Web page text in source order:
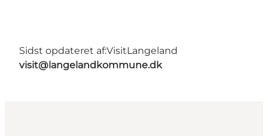
Sidst opdateret af:VisitLangeland
visit@langelandkommune.dk